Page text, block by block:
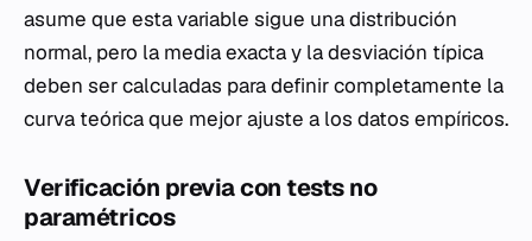
asume que esta variable sigue una distribución
normal, pero la media exacta y la desviación típica
deben ser calculadas para definir completamente la
curva teórica que mejor ajuste a los datos empíricos.
Verificación previa con tests no
paramétricos